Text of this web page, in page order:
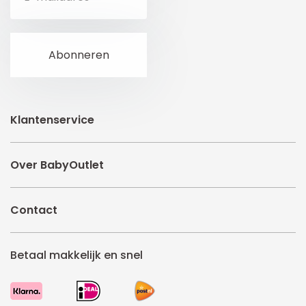
Klantenservice
Over BabyOutlet
Contact
Betaal makkelijk en snel